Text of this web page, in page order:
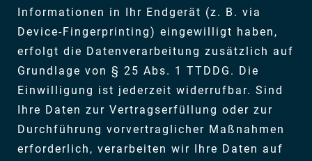
Informationen in Ihr Endgerät (z. B. via
Device-Fingerprinting) eingewilligt haben,
erfolgt die Datenverarbeitung zusätzlich auf
Grundlage von § 25 Abs. 1 TTDDG. Die
Einwilligung ist jederzeit widerrufbar. Sind
Ihre Daten zur Vertragserfüllung oder zur
Durchführung vorvertraglicher Maßnahmen
erforderlich, verarbeiten wir Ihre Daten auf